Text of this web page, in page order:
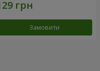
Замовити